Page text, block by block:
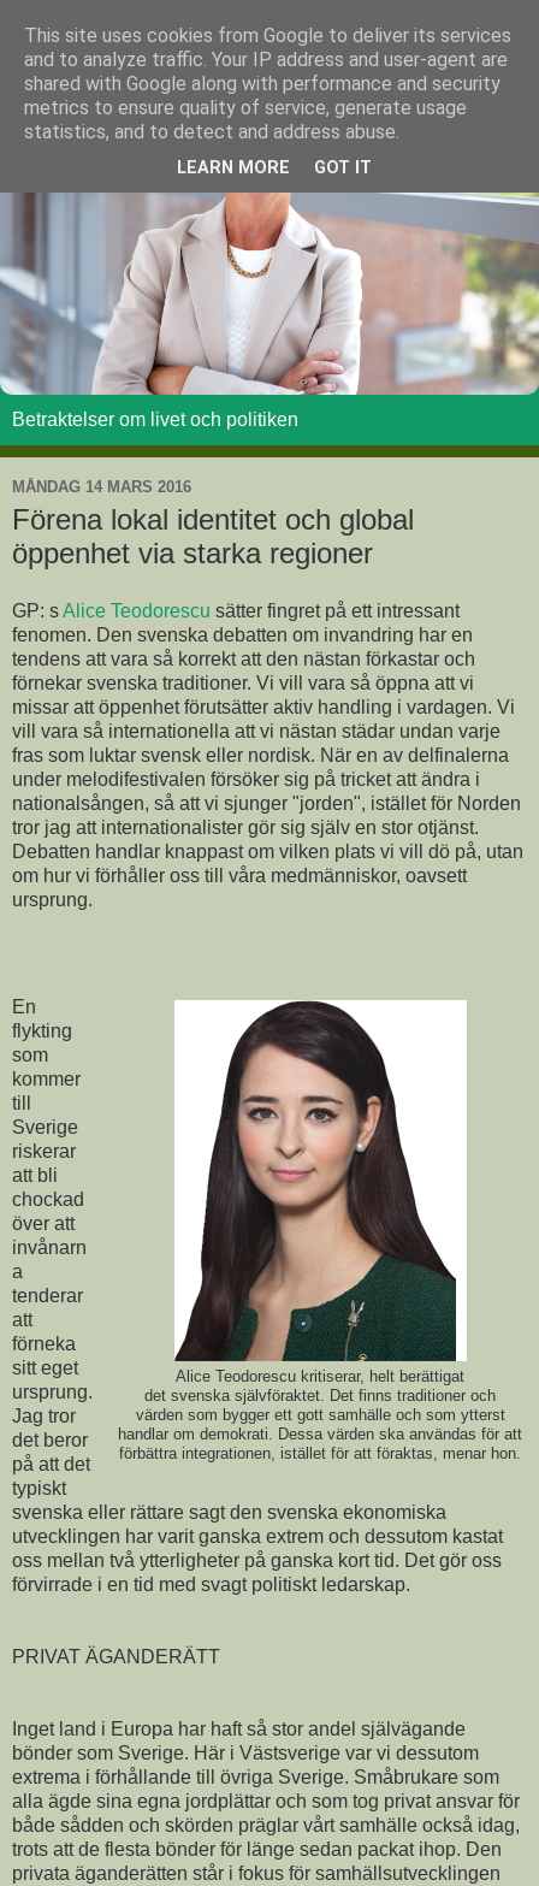
Betraktelser om livet och politiken
MÅNDAG 14 MARS 2016
Förena lokal identitet och global
öppenhet via starka regioner
GP: sAlice Teodorescu sätter fingret på ett intressant
fenomen. Den svenska debatten om invandring har en
tendens att vara så korrekt att den nästan förkastar och
förnekar svenska traditioner. Vi vill vara så öppna att vi
missar att öppenhet förutsätter aktiv handling i vardagen. Vi
vill vara så internationella att vi nästan städar undan varje
fras som luktar svensk eller nordisk. När en av delfinalerna
under melodifestivalen försöker sig på tricket att ändra i
nationalsången, så att vi sjunger "jorden", istället för Norden
tror jag att internationalister gör sig själv en stor otjänst.
Debatten handlar knappast om vilken plats vi vill dö på, utan
om hur vi förhåller oss till våra medmänniskor, oavsett
ursprung.
Alice Teodorescu kritiserar, helt berättigat
det svenska självföraktet. Det finns traditioner och
värden som bygger ett gott samhälle och som ytterst
handlar om demokrati. Dessa värden ska användas för att
förbättra integrationen, istället för att föraktas, menar hon.
En
flykting
som
kommer
till
Sverige
riskerar
att bli
chockad
över att
invånarn
a
tenderar
att
förneka
sitt eget
ursprung.
Jag tror
det beror
på att det
typiskt
svenska eller rättare sagt den svenska ekonomiska
utvecklingen har varit ganska extrem och dessutom kastat
oss mellan två ytterligheter på ganska kort tid. Det gör oss
förvirrade i en tid med svagt politiskt ledarskap.
PRIVAT ÄGANDERÄTT
Inget land i Europa har haft så stor andel självägande
bönder som Sverige. Här i Västsverige var vi dessutom
extrema i förhållande till övriga Sverige. Småbrukare som
alla ägde sina egna jordplättar och som tog privat ansvar för
både sådden och skörden präglar vårt samhälle också idag,
trots att de flesta bönder för länge sedan packat ihop. Den
privata äganderätten står i fokus för samhällsutvecklingen
This site uses cookies from Google to deliver its services
and to analyze traffic. Your IP address and user-agent are
shared with Google along with performance and security
metrics to ensure quality of service, generate usage
statistics, and to detect and address abuse.
LEARN MORE GOT IT